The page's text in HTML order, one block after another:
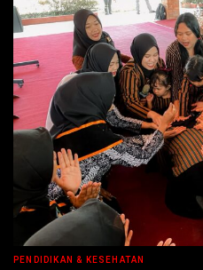
PENDIDIKAN & KESEHATAN